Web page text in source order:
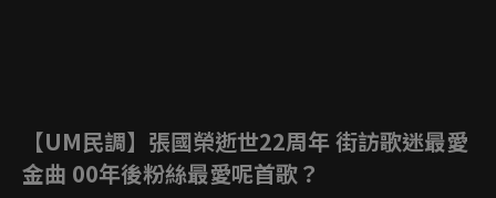
【UM民調】張國榮逝世22周年 街訪歌迷最愛
金曲 00年後粉絲最愛呢首歌？